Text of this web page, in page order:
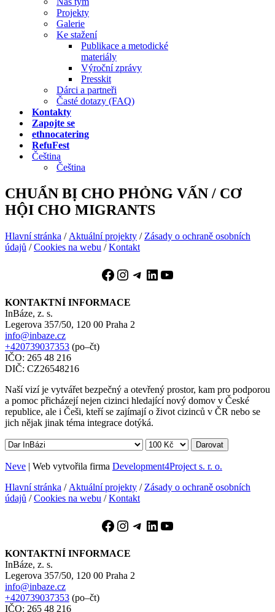
Projekty
Galerie
Ke stažení
Publikace a metodické
materiály
Výroční zprávy
Presskit
Dárci a partneři
Časté dotazy (FAQ)
Kontakty
Zapojte se
ethnocatering
RefuFest
Čeština
Čeština
CHUẨN BỊ CHO PHỎNG VẤN / CƠ
HỘI CHO MIGRANTS
Hlavní stránka / Aktuální projekty / Zásady o ochraně osobních
údajů /Cookies na webu /Kontakt
Facebook
Instagram
Telegram
LinkedIn
YouTube
KONTAKTNÍ INFORMACE
InBáze, z. s.
Legerova 357/50, 120 00 Praha 2
info@inbaze.cz
+420739037353 (po–čt)
IČO: 265 48 216
DIČ: CZ26548216
Naší vizí je vytvářet bezpečný a otevřený prostor, kam pro podporou
a pomoc přicházejí nejen cizinci hledající nový domov v České
republice, ale i Češi, kteří se zajímají o život cizinců v ČR nebo se
jich nějak jinak téma integrace dotýká.
Darovat
Neve | Web vytvořila firma Development4Project s. r. o.
Hlavní stránka / Aktuální projekty / Zásady o ochraně osobních
údajů /Cookies na webu /Kontakt
Facebook
Instagram
Telegram
LinkedIn
YouTube
KONTAKTNÍ INFORMACE
InBáze, z. s.
Legerova 357/50, 120 00 Praha 2
info@inbaze.cz
+420739037353 (po–čt)
IČO: 265 48 216